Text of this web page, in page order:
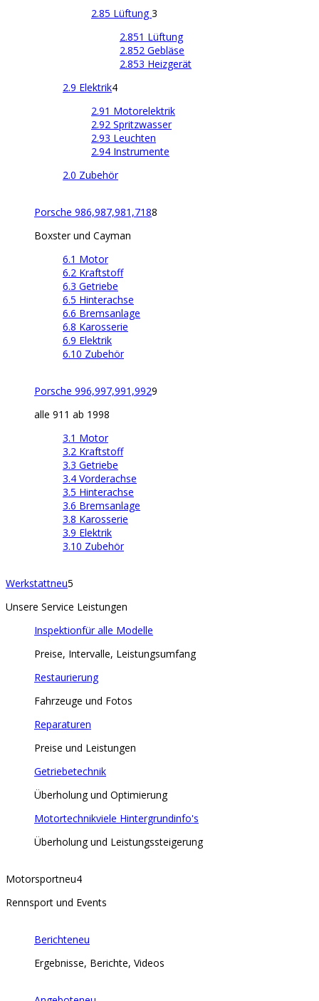
2.85 Lüftung3
2.851 Lüftung
2.852 Gebläse
2.853 Heizgerät
2.9 Elektrik4
2.91 Motorelektrik
2.92 Spritzwasser
2.93 Leuchten
2.94 Instrumente
2.0 Zubehör
Porsche 986,987,981,7188
Boxster und Cayman
6.1 Motor
6.2 Kraftstoff
6.3 Getriebe
6.5 Hinterachse
6.6 Bremsanlage
6.8 Karosserie
6.9 Elektrik
6.10 Zubehör
Porsche 996,997,991,9929
alle 911 ab 1998
3.1 Motor
3.2 Kraftstoff
3.3 Getriebe
3.4 Vorderachse
3.5 Hinterachse
3.6 Bremsanlage
3.8 Karosserie
3.9 Elektrik
3.10 Zubehör
Werkstattneu5
Unsere Service Leistungen
Inspektionfür alle Modelle
Preise, Intervalle, Leistungsumfang
Restaurierung
Fahrzeuge und Fotos
Reparaturen
Preise und Leistungen
Getriebetechnik
Überholung und Optimierung
Motortechnikviele Hintergrundinfo's
Überholung und Leistungssteigerung
Motorsportneu4
Rennsport und Events
Berichteneu
Ergebnisse, Berichte, Videos